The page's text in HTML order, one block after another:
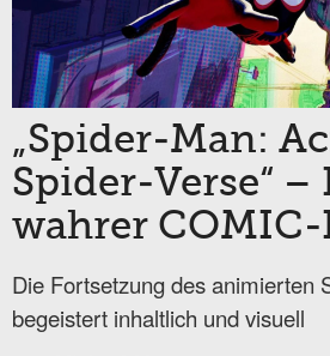
„Spider-Man:
Spider-Verse“ –
wahrer
Die Fortsetzung des animierten
begeistert inhaltlich und visuell